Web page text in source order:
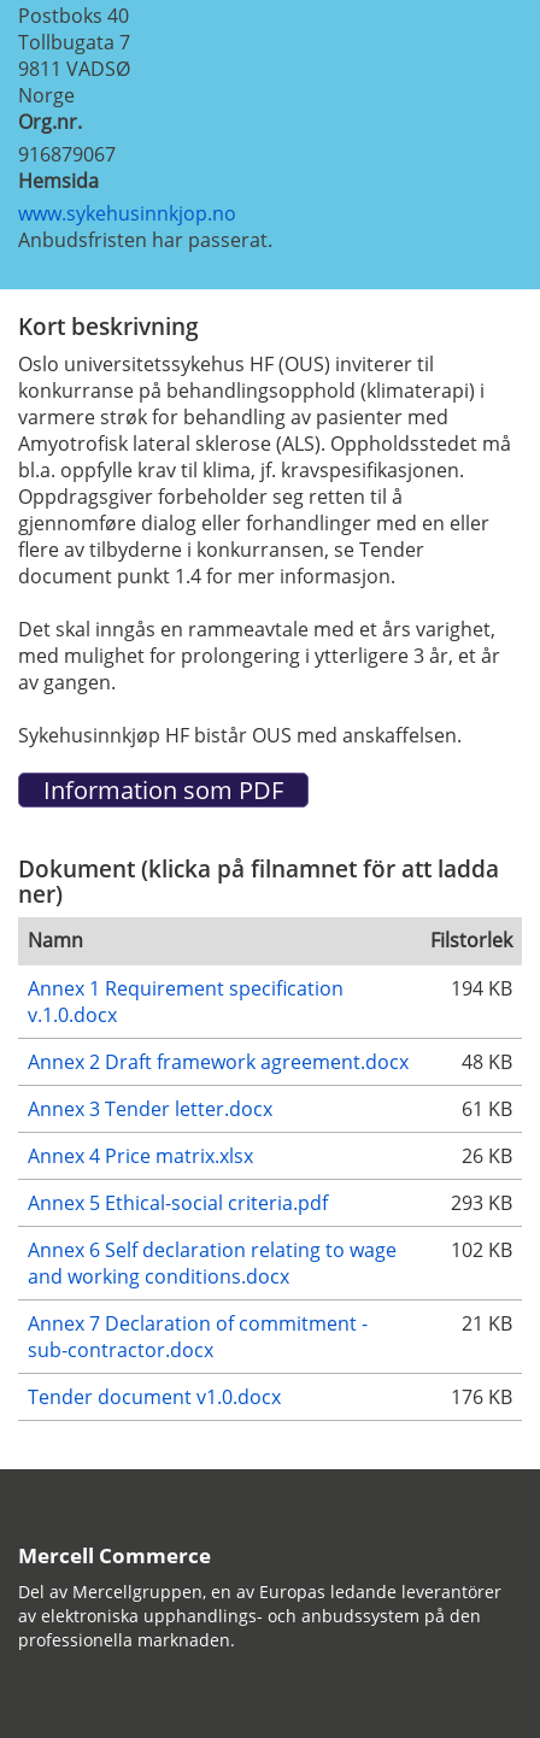
Postboks 40
Tollbugata 7
9811 VADSØ
Norge
Org.nr.
916879067
Hemsida
www.sykehusinnkjop.no
Anbudsfristen har passerat.
Kort beskrivning
Oslo universitetssykehus HF (OUS) inviterer til
konkurranse på behandlingsopphold (klimaterapi) i
varmere strøk for behandling av pasienter med
Amyotrofisk lateral sklerose (ALS). Oppholdsstedet må
bl.a. oppfylle krav til klima, jf. kravspesifikasjonen.
Oppdragsgiver forbeholder seg retten til å
gjennomføre dialog eller forhandlinger med en eller
flere av tilbyderne i konkurransen, se Tender
document punkt 1.4 for mer informasjon.
Det skal inngås en rammeavtale med et års varighet,
med mulighet for prolongering i ytterligere 3 år, et år
av gangen.
Sykehusinnkjøp HF bistår OUS med anskaffelsen.
Dokument (klicka på filnamnet för att ladda
ner)
Namn
Filstorlek
Annex 1 Requirement specification
v.1.0.docx
194 KB
Annex 2 Draft framework agreement.docx
48 KB
Annex 3 Tender letter.docx
61 KB
Annex 4 Price matrix.xlsx
26 KB
Annex 5 Ethical-social criteria.pdf
293 KB
Annex 6 Self declaration relating to wage
and working conditions.docx
102 KB
Annex 7 Declaration of commitment -
sub-contractor.docx
21 KB
Tender document v1.0.docx 176 KB
Mercell Commerce
Del av Mercellgruppen, en av Europas ledande leverantörer
av elektroniska upphandlings- och anbudssystem på den
professionella marknaden.